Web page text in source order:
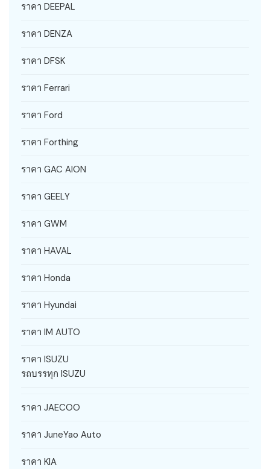
ราคา DEEPAL
ราคา DENZA
ราคา DFSK
ราคา Ferrari
ราคา Ford
ราคา Forthing
ราคา GAC AION
ราคา GEELY
ราคา GWM
ราคา HAVAL
ราคา Honda
ราคา Hyundai
ราคา IM AUTO
ราคา ISUZU
รถบรรทุก ISUZU
ราคา JAECOO
ราคา JuneYao Auto
ราคา KIA